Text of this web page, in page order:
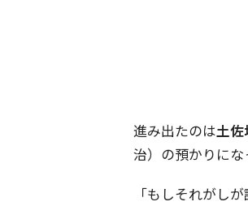
進み出たのは土佐
治）の預かりにな
「もしそれがし